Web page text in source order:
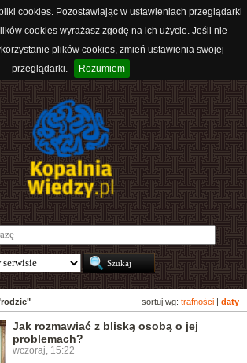
cookies. Pozostawiając w ustawieniach przeglądarki
cookies wyrażasz zgodę na ich użycie. Jeśli nie
plików cookies, zmień ustawienia swojej
przeglądarki.
Rozumiem
sortuj wg: trafności daty
Jak rozmawiać z bliską osobą o jej
problemach?
wczoraj, 15:22